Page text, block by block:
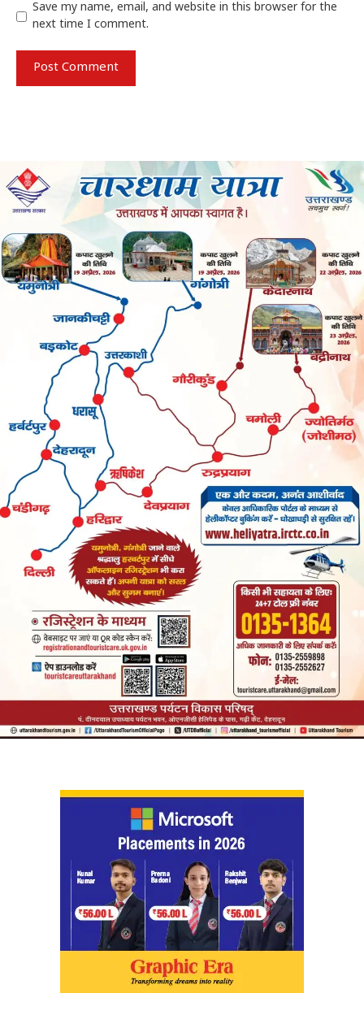
Save my name, email, and website in this browser for the
next time I comment.